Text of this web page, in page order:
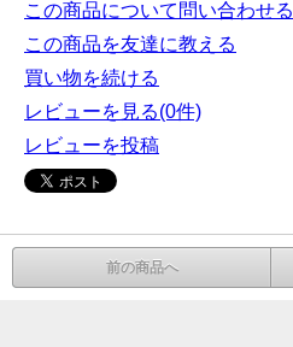
この商品について問い合わせる
この商品を友達に教える
買い物を続ける
レビューを見る(0件)
レビューを投稿
前の商品へ